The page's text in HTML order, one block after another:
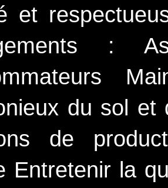
et
:
du sol
de
Entretenir la